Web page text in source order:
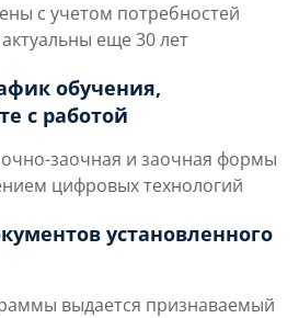
с учетом потребностей
еще 30 лет
обучения,
с работой
заочная и заочная формы
цифровых технологий
установленного
выдается признаваемый